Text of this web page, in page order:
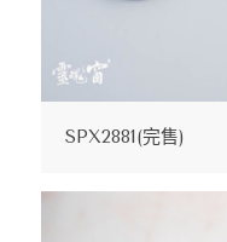
SPX2881(完售)